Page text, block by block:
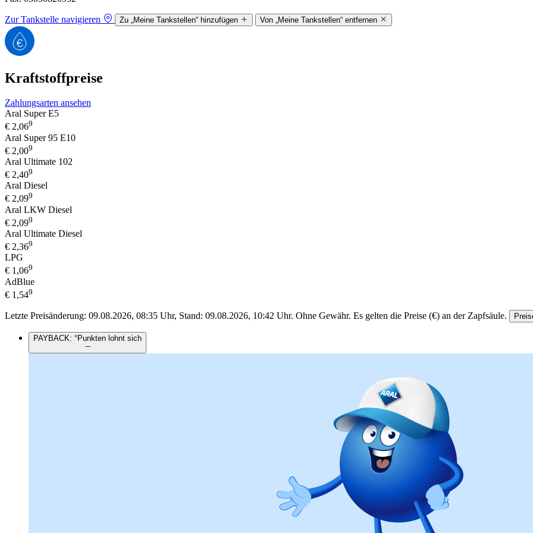
Zur Tankstelle navigieren Zu „Meine Tankstellen“ hinzufügen Von „Meine Tankstellen“ entfernen
Kraftstoffpreise
Zahlungsarten ansehen
Aral Super E5
€ 2,069
Aral Super 95 E10
€ 2,009
Aral Ultimate 102
€ 2,409
Aral Diesel
€ 2,099
Aral LKW Diesel
€ 2,099
Aral Ultimate Diesel
€ 2,369
LPG
€ 1,069
AdBlue
€ 1,549
Letzte Preisänderung: 09.08.2026, 08:35 Uhr, Stand: 09.08.2026, 10:42 Uhr. Ohne Gewähr. Es gelten die Preise (€) an der Zapfsäule.
PAYBACK: °Punkten lohnt sich